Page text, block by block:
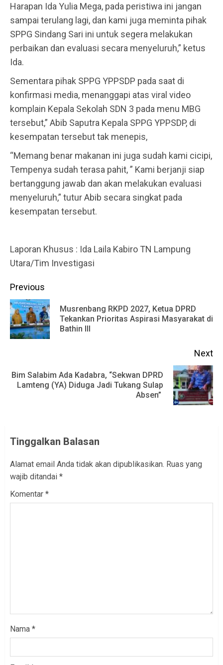
Harapan Ida Yulia Mega, pada peristiwa ini jangan
sampai terulang lagi, dan kami juga meminta pihak
SPPG Sindang Sari ini untuk segera melakukan
perbaikan dan evaluasi secara menyeluruh,” ketus
Ida.
Sementara pihak SPPG YPPSDP pada saat di
konfirmasi media, menanggapi atas viral video
komplain Kepala Sekolah SDN 3 pada menu MBG
tersebut,” Abib Saputra Kepala SPPG YPPSDP, di
kesempatan tersebut tak menepis,
“Memang benar makanan ini juga sudah kami cicipi,
Tempenya sudah terasa pahit, ” Kami berjanji siap
bertanggung jawab dan akan melakukan evaluasi
menyeluruh,” tutur Abib secara singkat pada
kesempatan tersebut.
Laporan Khusus : Ida Laila Kabiro TN Lampung
Utara/Tim Investigasi
Continue
Reading
Previous
Musrenbang RKPD 2027, Ketua DPRD
Tekankan Prioritas Aspirasi Masyarakat di
Bathin III
Next
Next
Bim Salabim Ada Kadabra, “Sekwan DPRD
Lamteng (YA) Diduga Jadi Tukang Sulap
Absen”
Tinggalkan Balasan
Alamat email Anda tidak akan dipublikasikan. Ruas yang
wajib ditandai *
Komentar *
Nama *